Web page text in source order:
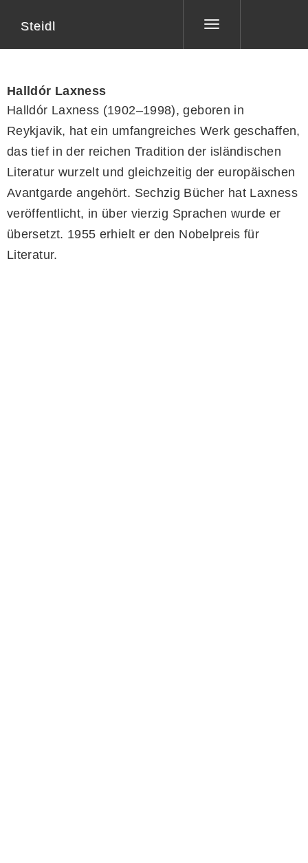
Toggle
Steidl
Halldór Laxness
Halldór Laxness (1902–1998), geboren in
Reykjavik, hat ein umfangreiches Werk geschaffen,
das tief in der reichen Tradition der isländischen
Literatur wurzelt und gleichzeitig der europäischen
Avantgarde angehört. Sechzig Bücher hat Laxness
veröffentlicht, in über vierzig Sprachen wurde er
übersetzt. 1955 erhielt er den Nobelpreis für
Literatur.